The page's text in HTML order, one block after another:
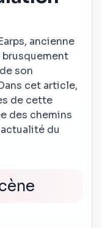
ancienne
brusquement
son
cet article,
de cette
des chemins
du